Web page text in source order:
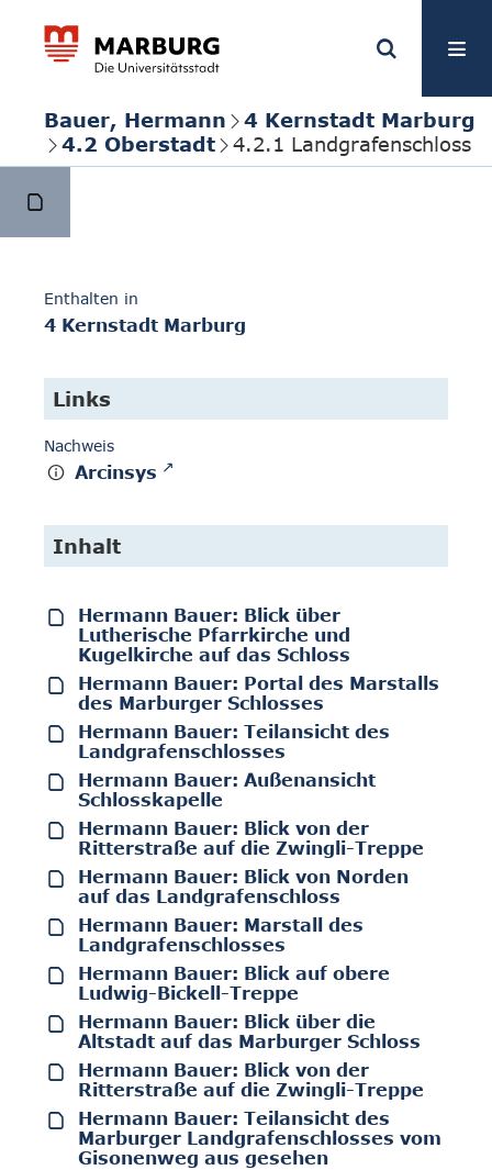
Bauer, Hermann
4 Kernstadt Marburg
4.2 Oberstadt
4.2.1 Landgrafenschloss
Enthalten in
4 Kernstadt Marburg
Links
Nachweis
Arcinsys
Inhalt
Hermann Bauer: Blick über
Lutherische Pfarrkirche und
Kugelkirche auf das Schloss
Hermann Bauer: Portal des Marstalls
des Marburger Schlosses
Hermann Bauer: Teilansicht des
Landgrafenschlosses
Hermann Bauer: Außenansicht
Schlosskapelle
Hermann Bauer: Blick von der
Ritterstraße auf die Zwingli-Treppe
Hermann Bauer: Blick von Norden
auf das Landgrafenschloss
Hermann Bauer: Marstall des
Landgrafenschlosses
Hermann Bauer: Blick auf obere
Ludwig-Bickell-Treppe
Hermann Bauer: Blick über die
Altstadt auf das Marburger Schloss
Hermann Bauer: Blick von der
Ritterstraße auf die Zwingli-Treppe
Hermann Bauer: Teilansicht des
Marburger Landgrafenschlosses vom
Gisonenweg aus gesehen